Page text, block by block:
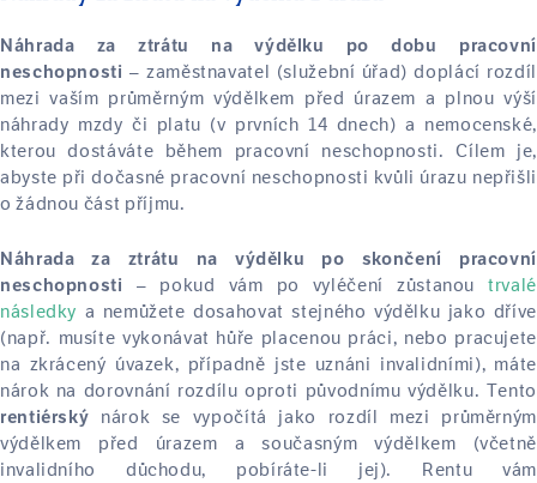
Náhrada za ztrátu na výdělku po dobu pracovní
neschopnosti – zaměstnavatel (služební úřad) doplácí rozdíl
mezi vaším průměrným výdělkem před úrazem a plnou výší
náhrady mzdy či platu (v prvních 14 dnech) a nemocenské,
kterou dostáváte během pracovní neschopnosti. Cílem je,
abyste při dočasné pracovní neschopnosti kvůli úrazu nepřišli
o žádnou část příjmu.
Náhrada za ztrátu na výdělku po skončení pracovní
neschopnosti
– pokud vám po vyléčení zůstanoutrvalé
následky a nemůžete dosahovat stejného výdělku jako dříve
(např. musíte vykonávat hůře placenou práci, nebo pracujete
na zkrácený úvazek, případně jste uznáni invalidními), máte
nárok na dorovnání rozdílu oproti původnímu výdělku. Tento
rentiérský nárok se vypočítá jako rozdíl mezi průměrným
výdělkem před úrazem a současným výdělkem (včetně
invalidního důchodu, pobíráte-li jej). Rentu vám